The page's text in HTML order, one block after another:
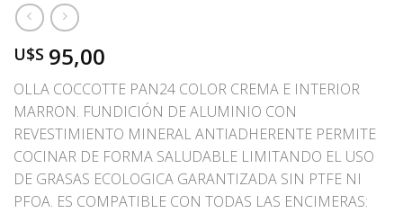
U$S 95,00
OLLA COCCOTTE PAN24 COLOR CREMA E INTERIOR
MARRON. FUNDICIÓN DE ALUMINIO CON
REVESTIMIENTO MINERAL ANTIADHERENTE PERMITE
COCINAR DE FORMA SALUDABLE LIMITANDO EL USO
DE GRASAS ECOLOGICA GARANTIZADA SIN PTFE NI
PFOA. ES COMPATIBLE CON TODAS LAS ENCIMERAS: